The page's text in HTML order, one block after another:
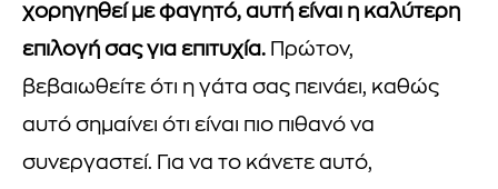
χορηγηθεί με φαγητό, αυτή είναι η καλύτερη
επιλογή σας για επιτυχία. Πρώτον,
βεβαιωθείτε ότι η γάτα σας πεινάει, καθώς
αυτό σημαίνει ότι είναι πιο πιθανό να
συνεργαστεί. Για να το κάνετε αυτό,